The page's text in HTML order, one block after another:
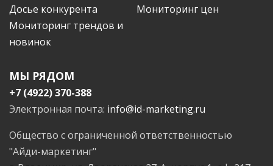
Досье конкурента
Мониторинг цен
Мониторинг трендов и
новинок
МЫ РЯДОМ
+7 (4922) 370-388
Электронная почта: info@id-marketing.ru
Общество с ограниченной ответственностью
"Айди-маркетинг"